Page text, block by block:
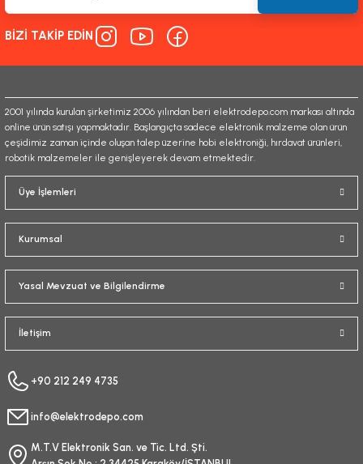
Ürün bilgilerinde hatalar bulunuyor.
Ürün fiyatı diğer sitelerden daha pahalı.
Gönder
BİZİ TAKİP EDİN
2001 yılında kurulan şirketimiz 2006 yılından beri elektrodepo.com markası altında
online ürün satışı yapmaktadır. Başlangıçta sadece elektronik malzeme olan ürün
çeşidimiz zaman içinde oluşan talep üzerine hobi elektroniği, hırdavat ürünleri,
robotik malzemeler ile genişleyerek devam etmektedir.
Üye İşlemleri
Kurumsal
Yasal Mevzuat ve Bilgilendirme
İletişim
+90 212 249 4735
info@elektrodepo.com
M.T.V Elektronik San. ve Tic. Ltd. Şti.